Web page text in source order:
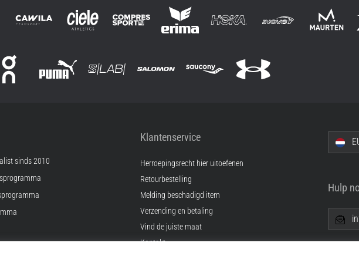
sinds 2010
Klantenservice
Herroepingsrecht hier uitoefenen
Retourbestelling
Melding beschadigd item
Verzending en betaling
Vind de juiste maat
Kontakt
Hulp